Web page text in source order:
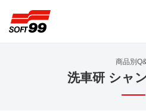
商品別
洗車研 シャ